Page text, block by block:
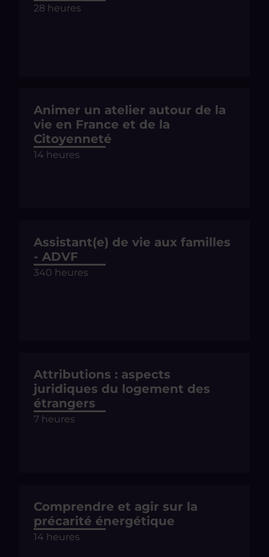
28 heures
Animer un atelier autour de la
vie en France et de la
Citoyenneté
14 heures
Assistant(e) de vie aux familles
- ADVF
340 heures
Attributions : aspects
juridiques du logement des
étrangers
7 heures
Comprendre et agir sur la
précarité énergétique
14 heures